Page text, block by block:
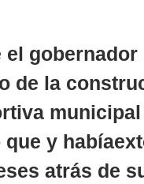
de la
y
atrás de